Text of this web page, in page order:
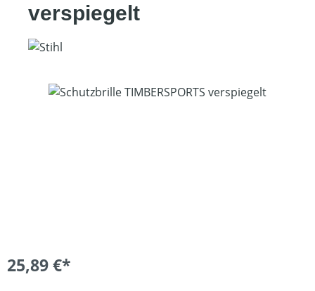
verspiegelt
Bildergalerie überspringen
25,89 €*